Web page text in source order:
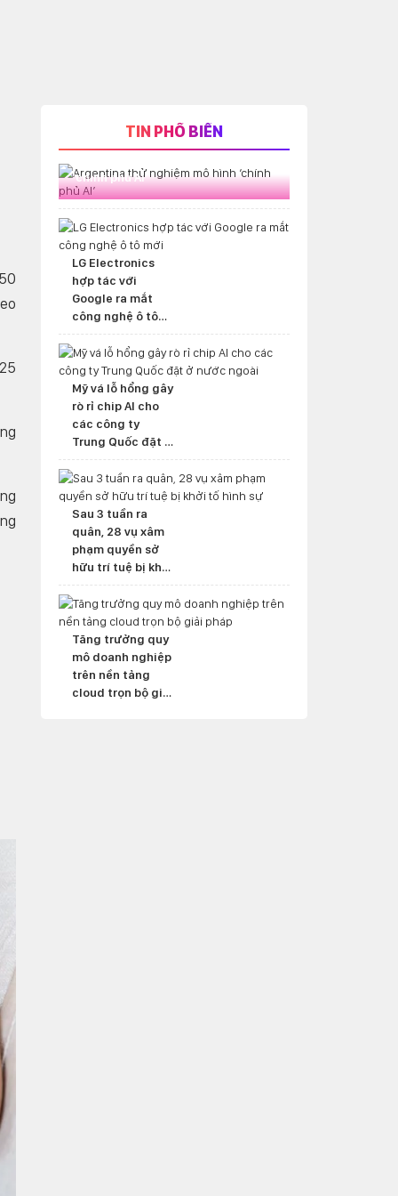
TIN PHỔ BIẾN
‘chính phủ AI’
LG Electronics
hợp tác với
Google ra mắt
công nghệ ô tô
mới
Mỹ vá lỗ hổng gây
rò rỉ chip AI cho
các công ty
Trung Quốc đặt ở
nước ngoài
Sau 3 tuần ra
quân, 28 vụ xâm
phạm quyền sở
hữu trí tuệ bị khởi
tố hình sự
Tăng trưởng quy
mô doanh nghiệp
trên nền tảng
cloud trọn bộ giải